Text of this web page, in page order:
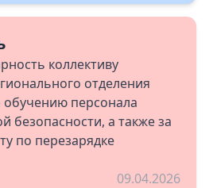
коллективу
отделения
персонала
безопасности, а также за
по перезарядке
09.04.2026